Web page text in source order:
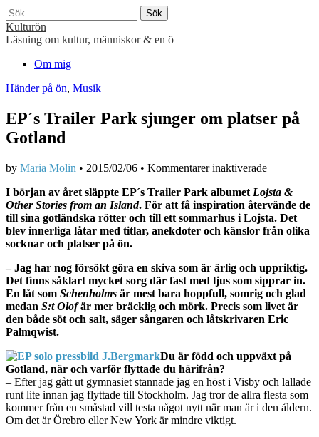
Sök
efter:
Kulturön
Läsning om kultur, människor & en ö
Main
Skip
content
Om mig
Händer på ön, Musik
EP´s Trailer Park sjunger om platser på
Gotland
by Maria Molin • 2015/02/06 • Kommentarer inaktiveradeför
´s
Trailer
Park
sjunger
på
Gotland
I början av året släppte EP´s Trailer Park albumet Lojsta &
Other Stories from an Island. För att få inspiration återvände de
till sina gotländska rötter och till ett sommarhus i Lojsta. Det
blev innerliga låtar med titlar, anekdoter och känslor från olika
socknar och platser på ön.
– Jag har nog försökt göra en skiva som är ärlig och uppriktig.
Det finns såklart mycket sorg där fast med ljus som sipprar in.
En låt som Schenholms är mest bara hoppfull, somrig och glad
medan S:t Olofär mer bräcklig och mörk. Precis som livet är
den både söt och salt, säger sångaren och låtskrivaren Eric
Palmqwist.
Du är född och uppväxt på
Gotland, när och varför flyttade du härifrån?
– Efter jag gått ut gymnasiet stannade jag en höst i Visby och lallade
runt lite innan jag flyttade till Stockholm. Jag tror de allra flesta som
kommer från en småstad vill testa något nytt när man är i den åldern.
Om det är Örebro eller New York är mindre viktigt.